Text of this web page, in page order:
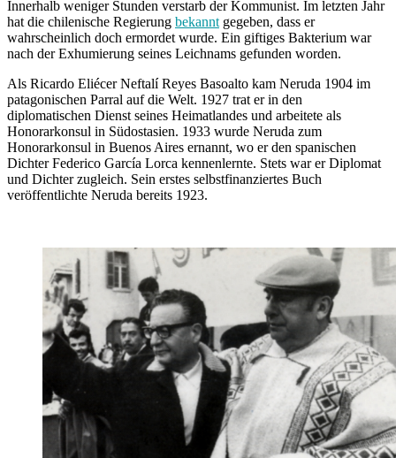
Innerhalb weniger Stunden verstarb der Kommunist. Im letzten Jahr
hat die chilenische Regierung bekannt gegeben, dass er
wahrscheinlich doch ermordet wurde. Ein giftiges Bakterium war
nach der Exhumierung seines Leichnams gefunden worden.
Als Ricardo Eliécer Neftalí Reyes Basoalto kam Neruda 1904 im
patagonischen Parral auf die Welt. 1927 trat er in den
diplomatischen Dienst seines Heimatlandes und arbeitete als
Honorarkonsul in Südostasien. 1933 wurde Neruda zum
Honorarkonsul in Buenos Aires ernannt, wo er den spanischen
Dichter Federico García Lorca kennenlernte. Stets war er Diplomat
und Dichter zugleich. Sein erstes selbstfinanziertes Buch
veröffentlichte Neruda bereits 1923.